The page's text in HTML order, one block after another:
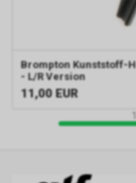
Brompton Kunststoff-
- L/R Version
11,00 EUR